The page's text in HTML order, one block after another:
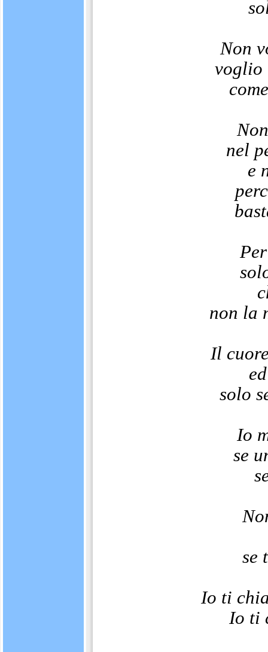
Non
voglio
nel
e
non la
Il
solo
Io
se
se
Io ti
Io ti